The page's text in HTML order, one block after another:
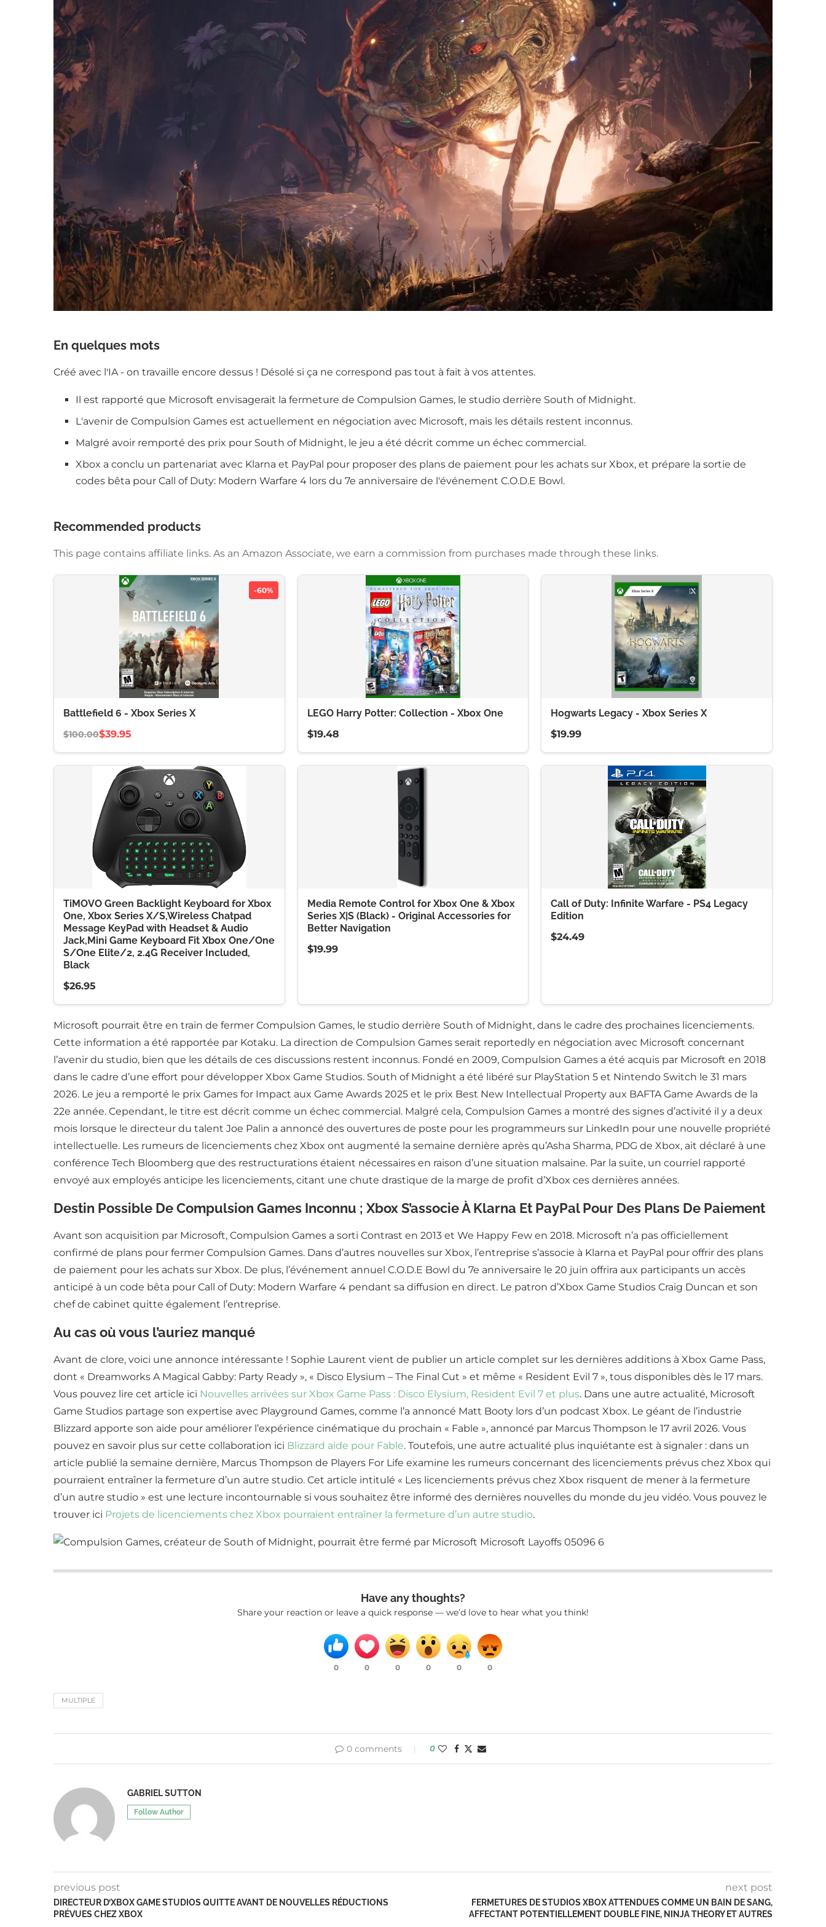
En quelques mots
Créé avec l'IA - on travaille encore dessus ! Désolé si ça ne correspond pas tout à fait à vos attentes.
Il est rapporté que Microsoft envisagerait la fermeture de Compulsion Games, le studio derrière South of Midnight.
L'avenir de Compulsion Games est actuellement en négociation avec Microsoft, mais les détails restent inconnus.
Malgré avoir remporté des prix pour South of Midnight, le jeu a été décrit comme un échec commercial.
Xbox a conclu un partenariat avec Klarna et PayPal pour proposer des plans de paiement pour les achats sur Xbox, et prépare la sortie de
codes bêta pour Call of Duty: Modern Warfare 4 lors du 7e anniversaire de l'événement C.O.D.E Bowl.
Recommended products
This page contains affiliate links. As an Amazon Associate, we earn a commission from purchases made through these links.
-60%
Battlefield 6 - Xbox Series X
$100.00$39.95
LEGO Harry Potter: Collection - Xbox One
$19.48
Hogwarts Legacy - Xbox Series X
$19.99
TiMOVO Green Backlight Keyboard for Xbox
One, Xbox Series X/S,Wireless Chatpad
Message KeyPad with Headset & Audio
Jack,Mini Game Keyboard Fit Xbox One/One
S/One Elite/2, 2.4G Receiver Included,
Black
$26.95
Media Remote Control for Xbox One & Xbox
Series X|S (Black) - Original Accessories for
Better Navigation
$19.99
Call of Duty: Infinite Warfare - PS4 Legacy
Edition
$24.49
Microsoft pourrait être en train de fermer Compulsion Games, le studio derrière South of Midnight, dans le cadre des prochaines licenciements.
Cette information a été rapportée par Kotaku. La direction de Compulsion Games serait reportedly en négociation avec Microsoft concernant
l’avenir du studio, bien que les détails de ces discussions restent inconnus. Fondé en 2009, Compulsion Games a été acquis par Microsoft en 2018
dans le cadre d’une effort pour développer Xbox Game Studios. South of Midnight a été libéré sur PlayStation 5 et Nintendo Switch le 31 mars
2026. Le jeu a remporté le prix Games for Impact aux Game Awards 2025 et le prix Best New Intellectual Property aux BAFTA Game Awards de la
22e année. Cependant, le titre est décrit comme un échec commercial. Malgré cela, Compulsion Games a montré des signes d’activité il y a deux
mois lorsque le directeur du talent Joe Palin a annoncé des ouvertures de poste pour les programmeurs sur LinkedIn pour une nouvelle propriété
intellectuelle. Les rumeurs de licenciements chez Xbox ont augmenté la semaine dernière après qu’Asha Sharma, PDG de Xbox, ait déclaré à une
conférence Tech Bloomberg que des restructurations étaient nécessaires en raison d’une situation malsaine. Par la suite, un courriel rapporté
envoyé aux employés anticipe les licenciements, citant une chute drastique de la marge de profit d’Xbox ces dernières années.
Destin Possible De Compulsion Games Inconnu ; Xbox S’associe À Klarna Et PayPal Pour Des Plans De Paiement
Avant son acquisition par Microsoft, Compulsion Games a sorti Contrast en 2013 et We Happy Few en 2018. Microsoft n’a pas officiellement
confirmé de plans pour fermer Compulsion Games. Dans d’autres nouvelles sur Xbox, l’entreprise s’associe à Klarna et PayPal pour offrir des plans
de paiement pour les achats sur Xbox. De plus, l’événement annuel C.O.D.E Bowl du 7e anniversaire le 20 juin offrira aux participants un accès
anticipé à un code bêta pour Call of Duty: Modern Warfare 4 pendant sa diffusion en direct. Le patron d’Xbox Game Studios Craig Duncan et son
chef de cabinet quitte également l’entreprise.
Au cas où vous l’auriez manqué
Avant de clore, voici une annonce intéressante ! Sophie Laurent vient de publier un article complet sur les dernières additions à Xbox Game Pass,
dont « Dreamworks A Magical Gabby: Party Ready », « Disco Elysium – The Final Cut » et même « Resident Evil 7 », tous disponibles dès le 17 mars.
Vous pouvez lire cet article ici Nouvelles arrivées sur Xbox Game Pass : Disco Elysium, Resident Evil 7 et plus. Dans une autre actualité, Microsoft
Game Studios partage son expertise avec Playground Games, comme l’a annoncé Matt Booty lors d’un podcast Xbox. Le géant de l’industrie
Blizzard apporte son aide pour améliorer l’expérience cinématique du prochain « Fable », annoncé par Marcus Thompson le 17 avril 2026. Vous
pouvez en savoir plus sur cette collaboration ici Blizzard aide pour Fable. Toutefois, une autre actualité plus inquiétante est à signaler : dans un
article publié la semaine dernière, Marcus Thompson de Players For Life examine les rumeurs concernant des licenciements prévus chez Xbox qui
pourraient entraîner la fermeture d’un autre studio. Cet article intitulé « Les licenciements prévus chez Xbox risquent de mener à la fermeture
d’un autre studio » est une lecture incontournable si vous souhaitez être informé des dernières nouvelles du monde du jeu vidéo. Vous pouvez le
trouver ici Projets de licenciements chez Xbox pourraient entraîner la fermeture d’un autre studio.
Have any thoughts?
Share your reaction or leave a quick response — we’d love to hear what you think!
0 0 0 0 0 0
MULTIPLE
0 comments 0
GABRIEL SUTTON
Follow Author
previous post
DIRECTEUR D’XBOX GAME STUDIOS QUITTE AVANT DE NOUVELLES RÉDUCTIONS
PRÉVUES CHEZ XBOX
next post
FERMETURES DE STUDIOS XBOX ATTENDUES COMME UN BAIN DE SANG,
AFFECTANT POTENTIELLEMENT DOUBLE FINE, NINJA THEORY ET AUTRES